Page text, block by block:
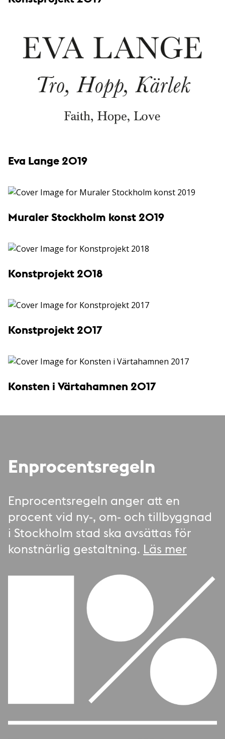
Eva Lange 2019
Muraler Stockholm konst 2019
Konstprojekt 2018
Konstprojekt 2017
Konsten i Värtahamnen 2017
Enprocentsregeln
Enprocentsregeln anger att en
procent vid ny-, om- och tillbyggnad
i Stockholm stad ska avsättas för
konstnärlig gestaltning. Läs mer